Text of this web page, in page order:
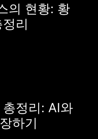
의 현황: 황
리
정리: AI와
하기